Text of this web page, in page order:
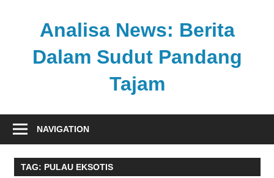
Analisa News: Berita
Dalam Sudut Pandang
Tajam
kritis
akurat
dari
NAVIGATION
TAG: PULAU EKSOTIS